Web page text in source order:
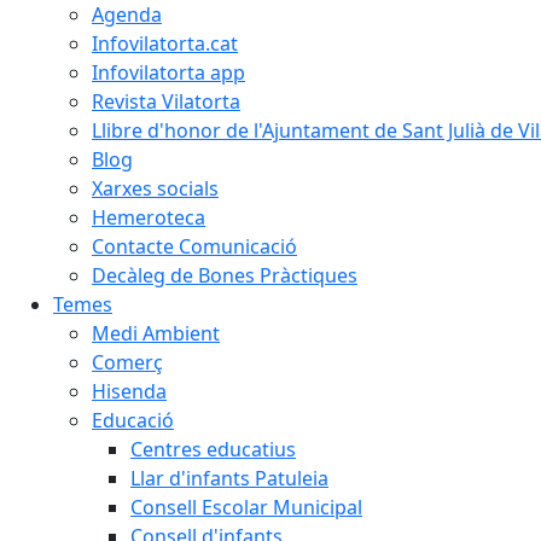
Agenda
Infovilatorta.cat
Infovilatorta app
Revista Vilatorta
Llibre d'honor de l'Ajuntament de Sant Julià de
Blog
Xarxes socials
Hemeroteca
Contacte Comunicació
Decàleg de Bones Pràctiques
Temes
Medi Ambient
Comerç
Hisenda
Educació
Centres educatius
Llar d'infants Patuleia
Consell Escolar Municipal